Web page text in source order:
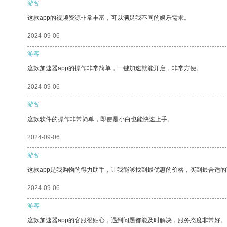
游客
这款app的视频资源非常丰富，可以满足我不同的娱乐需求。
2024-09-06
游客
这款加速器app的操作非常简单，一键加速就能开启，非常方便。
2024-09-06
游客
这款软件的操作非常简单，即使是小白也能快速上手。
2024-09-06
游客
这款app是我购物的得力助手，让我能够找到最优惠的价格，买到最合适
2024-09-06
游客
这款加速器app的客服很贴心，遇到问题都能及时解决，服务态度非常好。